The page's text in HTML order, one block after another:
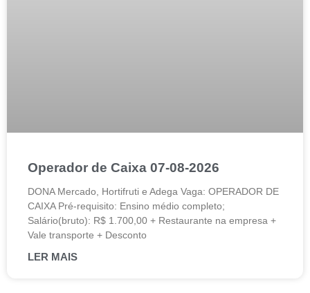
Operador de Caixa 07-08-2026
DONA Mercado, Hortifruti e Adega Vaga: OPERADOR DE
CAIXA Pré-requisito: Ensino médio completo;
Salário(bruto): R$ 1.700,00 + Restaurante na empresa +
Vale transporte + Desconto
LER MAIS